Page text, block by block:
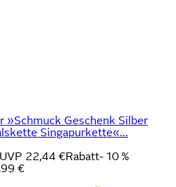
»Schmuck Geschenk Silber
Singapurkette«...
UVP 22,44 €Rabatt- 10 %
€